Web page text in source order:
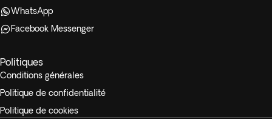
WhatsApp
Facebook Messenger
Politiques
Conditions générales
Politique de confidentialité
Politique de cookies